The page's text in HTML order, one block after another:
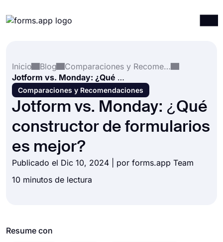
Integraciones
Plantillas
Recursos
Precios
Inicio
Blog
Comparaciones y Recomendaciones
Jotform vs. Monday: ¿Qué constructor de formularios es mejor?
Comparaciones y Recomendaciones
Jotform vs. Monday: ¿Qué
constructor de formularios
es mejor?
Publicado el Dic 10, 2024 | por forms.app Team
10 minutos de lectura
Resume con